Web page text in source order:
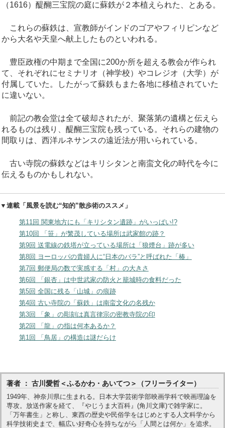
（1616）醍醐三宝院の庭に蘇鉄が２本植えられた、とある。
これらの蘇鉄は、宣教師がインドのゴアやフィリピンなど
から大名や天皇へ献上したものといわれる。
豊臣政権の中期まで全国に200か所を超える教会が作られ
て、それぞれにセミナリオ（神学校）やコレジオ（大学）が
付属していた。したがって蘇鉄もまた各地に移植されていた
に違いない。
前記の教会堂は全て破却されたが、聚落第の遺構と伝えら
れるものは残り、醍醐三宝院も残っている。それらの建物の
間取りは、西洋ルネサンスの遠近法が用いられている。
古い寺院の蘇鉄などはキリシタンと南蛮文化の時代を今に
伝えるものかもしれない。
▼連載「風景を読む“知的”散歩術のススメ」
第11回 関東地方にも「キリシタン遺跡」がいっぱい!?
第10回 「笹」が繁茂している場所は武家館の跡？
第9回 送電線の鉄塔が立っている場所は「狼煙台」跡が多い
第8回 ヨーロッパの貴婦人に“日本のバラ”と呼ばれた「椿」
第7回 郵便局の数で実感する「村」の大きさ
第6回 「銀杏」は中世武家の防火と籠城時の食料だった
第5回 全国に残る「山城」の痕跡
第4回 古い寺院の「蘇鉄」は南蛮文化の名残か
第3回 「象」の彫刻は真言律宗の密教寺院の印
第2回 「龍」の指は何本あるか？
第1回 「鳥居」の構造は謎だらけ
著者 ： 古川愛哲＜ふるかわ・あいてつ＞（フリーライター）
1949年、神奈川県に生まれる。日本大学芸術学部映画学科で映画理論を
専攻。放送作家を経て、『やじうま大百科』(角川文庫)で雑学家に。
「万年書生」と称し、東西の歴史や民俗学をはじめとする人文科学から
科学技術史まで、幅広い好奇心を持ちながら「人間とは何か」を追求。